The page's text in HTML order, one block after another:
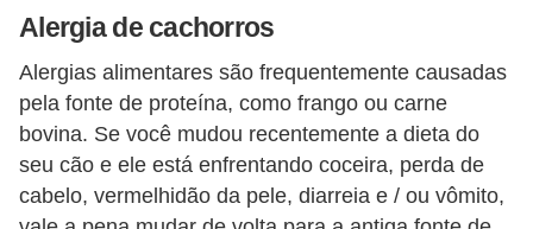
Alergia de cachorros
Alergias alimentares são frequentemente causadas
pela fonte de proteína, como frango ou carne
bovina. Se você mudou recentemente a dieta do
seu cão e ele está enfrentando coceira, perda de
cabelo, vermelhidão da pele, diarreia e / ou vômito,
n
á
r
i
o
s